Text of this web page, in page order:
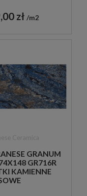
zł m2
GRANUM
GR716R
KAMIENNE